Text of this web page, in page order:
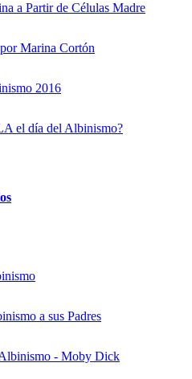
a Partir de Células Madre
Marina Cortón
2016
el día del Albinismo?
a sus Padres
- Moby Dick